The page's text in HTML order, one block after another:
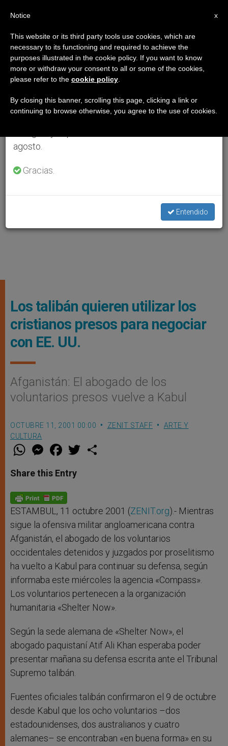
Los talibán quieren utilizar los
cristianos presos para negociar
con EE. UU.
Afganistán: El abogado de los
voluntarios presos vuelve a Kabul
OCTUBRE 11, 2001 00:00 ZENIT STAFF
ARTE Y
CULTURA
W
t
s
p
p
M
e
s
e
g
e
r
F
a
e
b
o
k
w
Share this Entry
ESTAMBUL, 11 octubre 2001 (ZENIT.org).- Mientras
sigue la ofensiva militar angloamericana contra
Afganistán, el abogado de los voluntarios
occidentales detenidos y juzgados por proselitismo
ha vuelto a Kabul para continuar su defensa, según
informaba este miércoles la agencia «Compass».
Los voluntarios pertenecen a la organización
humanitaria «Shelter Now».
Según la sede alemana de «Shelter Now», el
abogado paquistaní Atif Ali Khan esperaba poder
presentar mañana su defensa escrita ante el Tribunal
Supremo talibán.
Fuentes oficiales talibán confirmaron el 9 de octubre
desde Kabul que los ocho voluntarios –dos
estadounidenses, dos australianos y cuatro
alemanes– se encontraban «en buena forma» en su
×
Aviso importante
Del 27 de julio al 7 de agosto haremos la pausa
anual, aprovechando que en el periodo de verano
se generan menos informaciones y también el
agosto.
Gracias.
Entendido
x
Notice
This website or its third party tools use cookies, which are
necessary to its functioning and required to achieve the
purposes illustrated in the cookie policy. If you want to know
more or withdraw your consent to all or some of the cookies,
please refer to the cookie policy
By closing this banner, scrolling this page, clicking a link or
continuing to browse otherwise, you agree to the use of cookies.